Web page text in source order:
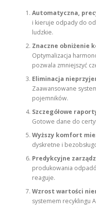
Automatyczna,
i kieruje odpady do
ludzkie.
Znaczne obniżenie
Optymalizacja
pozwala zmniejszyć
Eliminacja
Zaawansowane
pojemników.
Szczegółowe
Gotowe dane do
Wyższy komfort
dyskretne i
Predykcyjne
produkowania
reaguje.
Wzrost wartości
systemem recyklingu